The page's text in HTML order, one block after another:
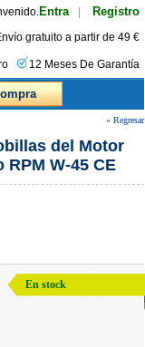
Entra Registro
gratuito a partir de 49 €
12 Meses De Garantía
« Regresar
del Motor
RPM W-45 CE
En stock